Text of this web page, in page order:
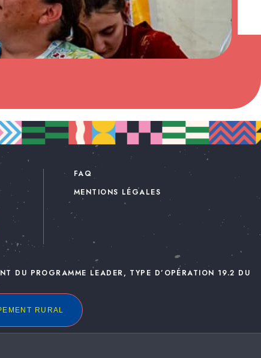
FAQ
MENTIONS LÉGALES
DU PROGRAMME LEADER, TYPE D’OPÉRATION 19.2 DU
RURAL